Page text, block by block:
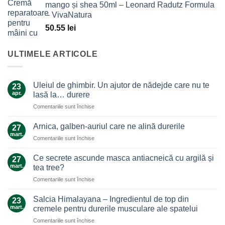
mango și shea 50ml – Leonard Radutz Formula
– VivaNatura
50.55 lei
ULTIMELE ARTICOLE
23
apr.
Uleiul de ghimbir. Un ajutor de nădejde care nu te
lasă la… durere
Comentariile sunt închisepentru
de
Un
de
nu
lasă
la…
27
mart.
Arnica, galben-auriul care ne alină durerile
Comentariile sunt închisepentru
galben-
ne
durerile
27
mart.
Ce secrete ascunde masca antiacneică cu argilă și
tea tree?
Comentariile sunt închisepentru
secrete
ascunde
masca
antiacneică
23
mart.
Salcia Himalayana – Ingredientul de top din
cremele pentru durerile musculare ale spatelui
Comentariile sunt închisepentru